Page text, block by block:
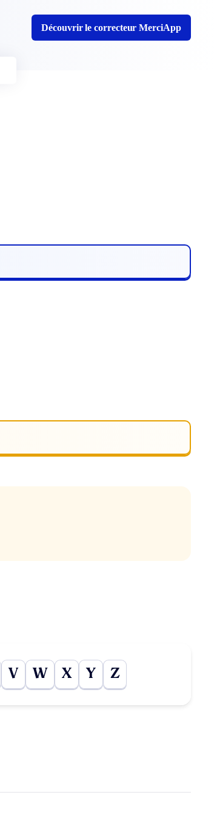
Découvrir le correcteur MerciApp
V W X Y Z